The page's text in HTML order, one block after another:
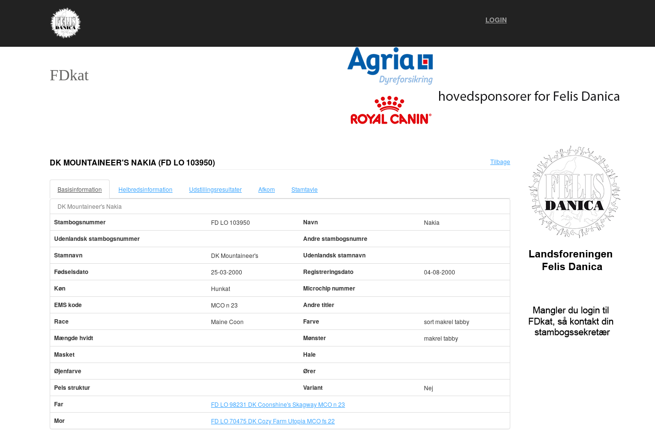
LOGIN
FDkat
DK MOUNTAINEER'S NAKIA (FD LO 103950) Tilbage
Basisinformation Helbredsinformation Udstillingsresultater Afkom Stamtavle
DK Mountaineer's Nakia
Stambogsnummer FD LO 103950 Navn Nakia
Udenlandsk stambogsnummer
Andre stambogsnumre
Stamnavn
DK Mountaineer's
Udenlandsk stamnavn
Fødselsdato
25-03-2000 Registreringsdato 04-08-2000
Køn Hunkat
Microchip nummer
EMS kode
MCO n 23
Andre titler
Race
Maine Coon Farve sort makrel tabby
Mængde hvidt Mønster makrel tabby
Masket
Hale
Øjenfarve
Ører
Pels struktur
Variant Nej
Far FD LO 98231 DK Coonshine's Skagway MCO n 23
Mor FD LO 70475 DK Cozy Farm Utopia MCO fs 22